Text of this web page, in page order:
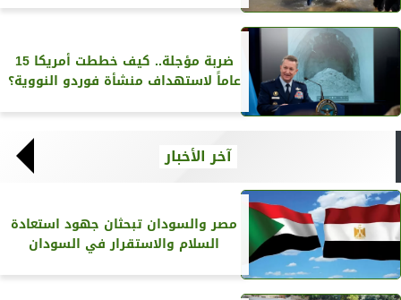
ضربة مؤجلة.. كيف خططت أمريكا 15
عاماً لاستهداف منشأة فوردو النووية؟
آخر الأخبار
مصر والسودان تبحثان جهود استعادة
السلام والاستقرار في السودان